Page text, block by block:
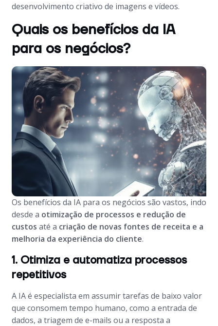
desenvolvimento criativo de imagens e vídeos.
Quais os benefícios da IA
para os negócios?
Os benefícios da IA para os negócios são vastos, indo
desde a otimização de processos e redução de
custos até a criação de novas fontes de receita e a
melhoria da experiência do cliente.
1. Otimiza e automatiza processos
repetitivos
A IA é especialista em assumir tarefas de baixo valor
que consomem tempo humano, como a entrada de
dados, a triagem de e-mails ou a resposta a